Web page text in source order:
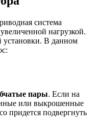
система
нагрузкой.
установки. В данном
пары. Если на
или выкрошенные
придется подвергнуть